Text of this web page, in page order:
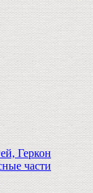
Геркон
части